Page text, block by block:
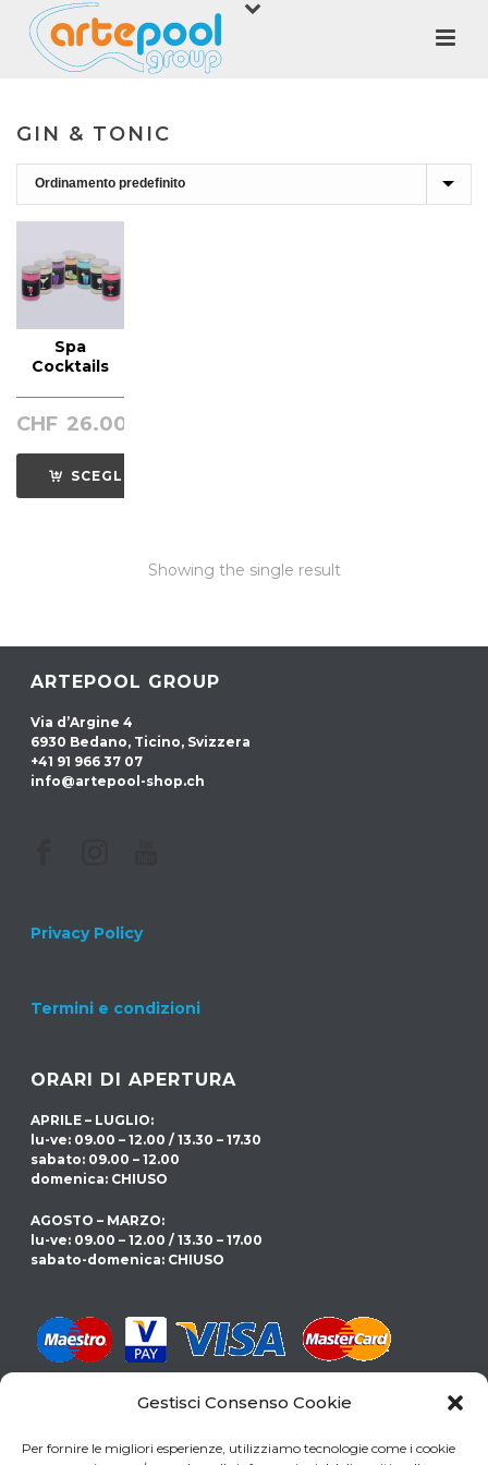
Gestisci Consenso Cookie
Per fornire le migliori esperienze, utilizziamo tecnologie come i cookie
GIN & TONIC
Spa
Cocktails
CHF 26.00
SCEGLI
Showing the single result
ARTEPOOL GROUP
Via d’Argine 4
6930 Bedano, Ticino, Svizzera
+41 91 966 37 07
info@artepool-shop.ch
Privacy Policy
Termini e condizioni
ORARI DI APERTURA
APRILE – LUGLIO:
lu-ve: 09.00 – 12.00 / 13.30 – 17.30
sabato: 09.00 – 12.00
domenica: CHIUSO
AGOSTO – MARZO:
lu-ve: 09.00 – 12.00 / 13.30 – 17.00
sabato-domenica: CHIUSO
SCARICA LA NOSTRA GUIDA